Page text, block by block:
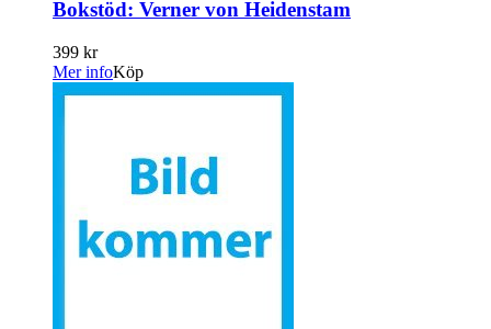
Bokstöd: Verner von Heidenstam
399 kr
Mer infoKöp